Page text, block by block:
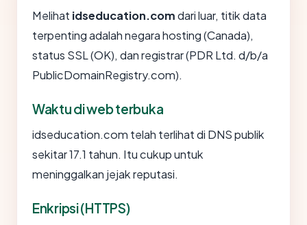
Melihat idseducation.comdari luar, titik data
terpenting adalah negara hosting (Canada),
status SSL (OK), dan registrar (PDR Ltd. d/b/a
PublicDomainRegistry.com).
Waktu di web terbuka
idseducation.com telah terlihat di DNS publik
sekitar 17.1 tahun. Itu cukup untuk
meninggalkan jejak reputasi.
Enkripsi (HTTPS)